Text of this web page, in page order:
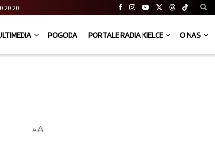
20 20
POGODA PORTALE RADIA KIELCE O NAS
AA